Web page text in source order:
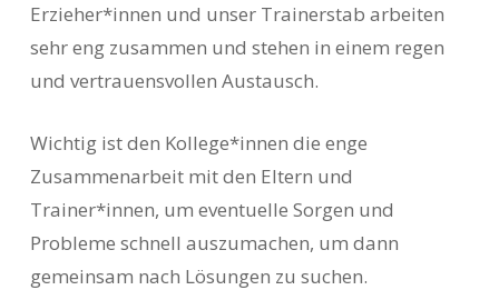
Erzieher*innen und unser Trainerstab arbeiten
sehr eng zusammen und stehen in einem regen
und vertrauensvollen Austausch.
Wichtig ist den Kollege*innen die enge
Zusammenarbeit mit den Eltern und
Trainer*innen, um eventuelle Sorgen und
Probleme schnell auszumachen, um dann
gemeinsam nach Lösungen zu suchen.